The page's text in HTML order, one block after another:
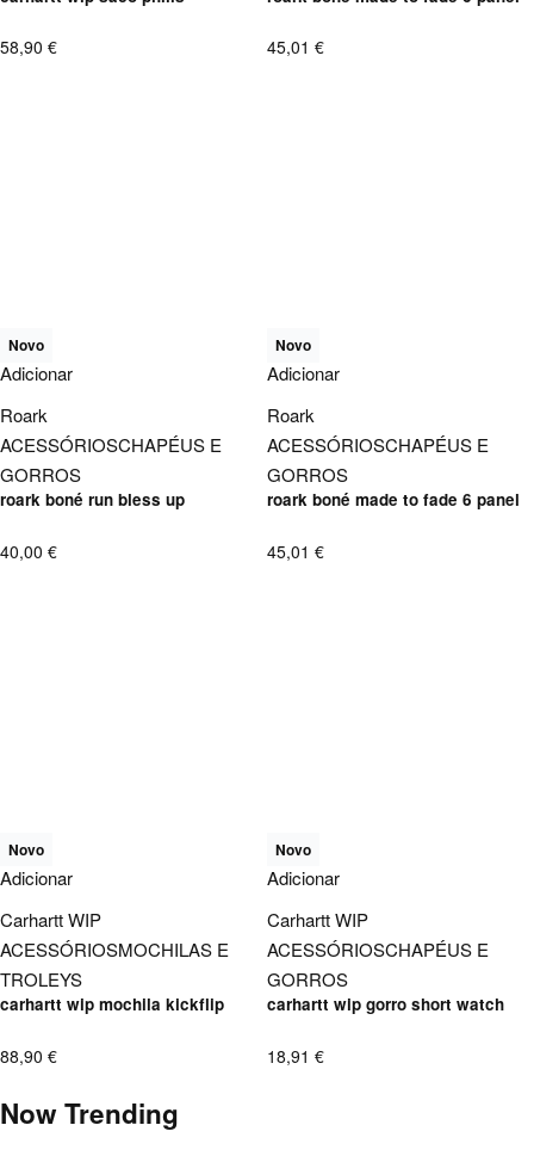
58,90 € 45,01 €
Novo
Adicionar
Roark
ACESSÓRIOSCHAPÉUS E
GORROS
roark boné run bless up
40,00 €
Novo
Adicionar
Roark
ACESSÓRIOSCHAPÉUS E
GORROS
roark boné made to fade 6 panel
45,01 €
Novo
Adicionar
Carhartt WIP
ACESSÓRIOSMOCHILAS E
TROLEYS
carhartt wip mochila kickflip
88,90 €
Novo
Adicionar
Carhartt WIP
ACESSÓRIOSCHAPÉUS E
GORROS
carhartt wip gorro short watch
18,91 €
Now Trending